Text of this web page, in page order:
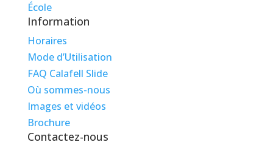
École
Information
Horaires
Mode d’Utilisation
FAQ Calafell Slide
Où sommes-nous
Images et vidéos
Brochure
Contactez-nous